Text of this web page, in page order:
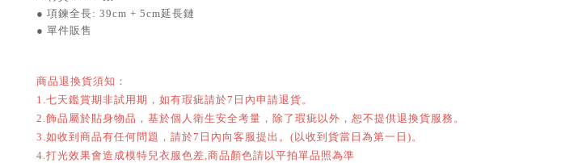
● 項鍊全長: 39cm + 5cm延長鏈
● 單件販售
商品退換貨須知：
1.七天鑑賞期非試用期，如有瑕疵請於7 日內申請退貨。
2.飾品屬於貼身物品，基於個人衛生安全考量，除了瑕疵以外，恕不提供退換貨服務。
3.如收到商品有任何問題，請於7 日內向客服提出。 (以收到貨當日為第一日 )。
4.打光效果會造成模特兒衣服色差,商品顏色請以平拍單品照為準